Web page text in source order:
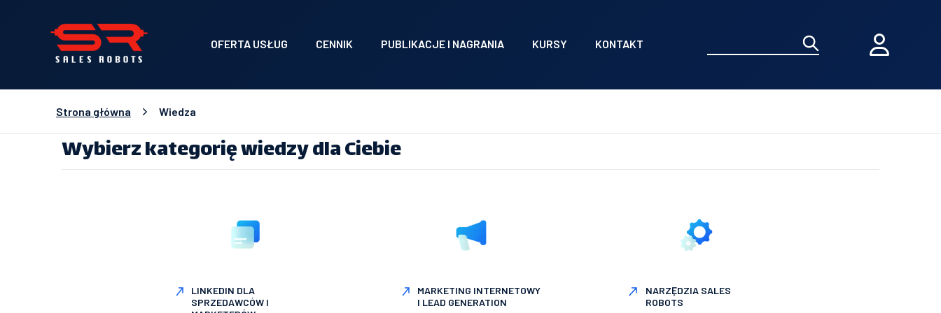
OFERTA USŁUG CENNIK PUBLIKACJE I NAGRANIA KURSY KONTAKT
Strona główna Wiedza
Wybierz kategorię wiedzy dla Ciebie
LINKEDIN DLA
SPRZEDAWCÓW I
MARKETING INTERNETOWY
I LEAD GENERATION
NARZĘDZIA SALES
ROBOTS